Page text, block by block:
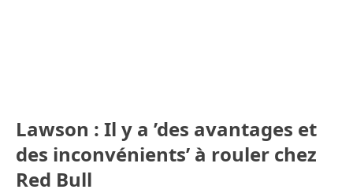
Lawson : Il y a ’des avantages et
des inconvénients’ à rouler chez
Red Bull